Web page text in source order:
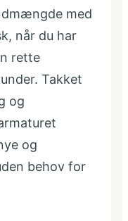
med
når du har
rette
Takket
og
og
behov for